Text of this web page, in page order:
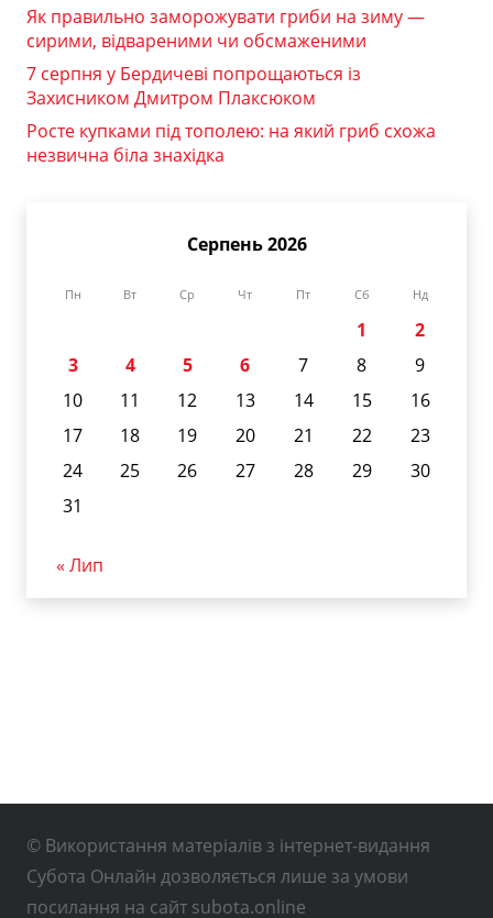
Як правильно заморожувати гриби на зиму —
сирими, відвареними чи обсмаженими
7 серпня у Бердичеві попрощаються із
Захисником Дмитром Плаксюком
Росте купками під тополею: на який гриб схожа
незвична біла знахідка
Серпень 2026
Пн Вт Ср Чт Пт Сб Нд
1
2
3
4 5 6 7 8
9
10
11 12 13 14 15
16
17
18 19 20 21 22
23
24
25 26 27 28 29
30
31
« Лип
© Використання матеріалів з інтернет-видання
Субота Онлайн дозволяється лише за умови
посилання на сайт subota.online